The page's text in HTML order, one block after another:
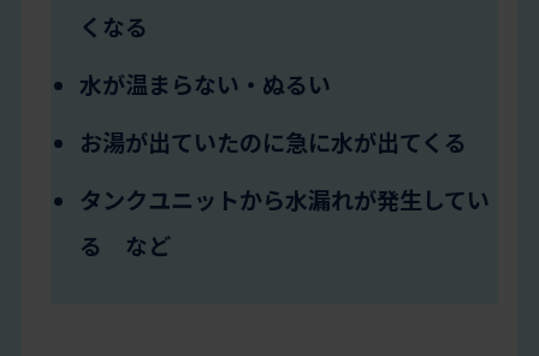
くなる
水が温まらない・ぬるい
お湯が出ていたのに急に水が出てくる
タンクユニットから水漏れが発生してい
る など